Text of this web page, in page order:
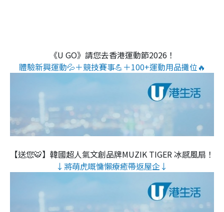
《U GO》請您去香港運動節2026！
體驗新興運動💦＋競技賽事💪＋100+運動用品攤位🔥
【送您🐯】韓國超人氣文創品牌MUZIK TIGER 冰感風扇！
↓將萌虎嘅慵懶療癒帶返屋企↓